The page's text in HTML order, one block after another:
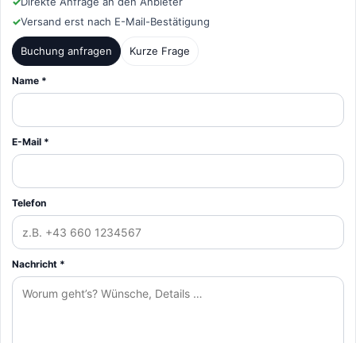
✓Versand erst nach E-Mail-Bestätigung
Buchung anfragen Kurze Frage
Name *
E-Mail *
Telefon
Nachricht *